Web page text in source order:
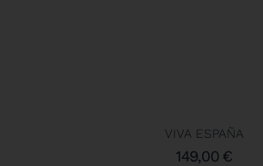
VIVA ESPAÑA
149,00 €